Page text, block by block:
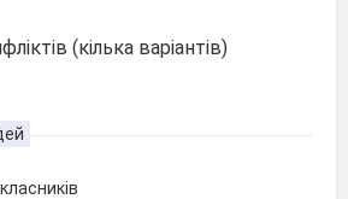
(кілька варіантів)